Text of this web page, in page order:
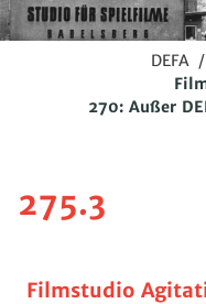
DEFA /
270: Außer
275.3
Filmstudio